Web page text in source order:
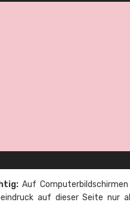
Auf
auf dieser Seite nur